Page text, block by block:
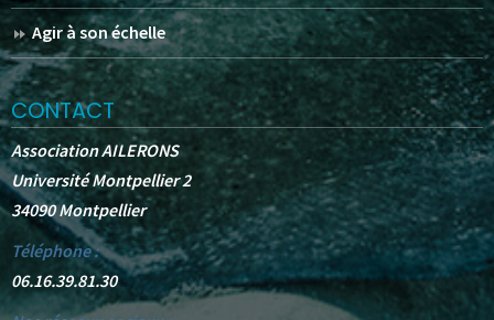
Agir à son échelle
CONTACT
Association AILERONS
Université Montpellier 2
34090 Montpellier
Téléphone :
06.16.39.81.30